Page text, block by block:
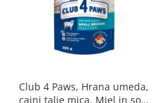
Club 4 Paws, Hrana umeda,
caini talie mica, Miel in sos,